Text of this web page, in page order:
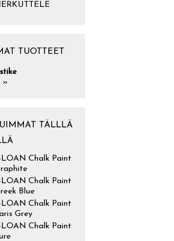
TUOTTEET
»
TÄLLLÄ
Chalk Paint
Chalk Paint
Blue
Chalk Paint
Grey
Chalk Paint